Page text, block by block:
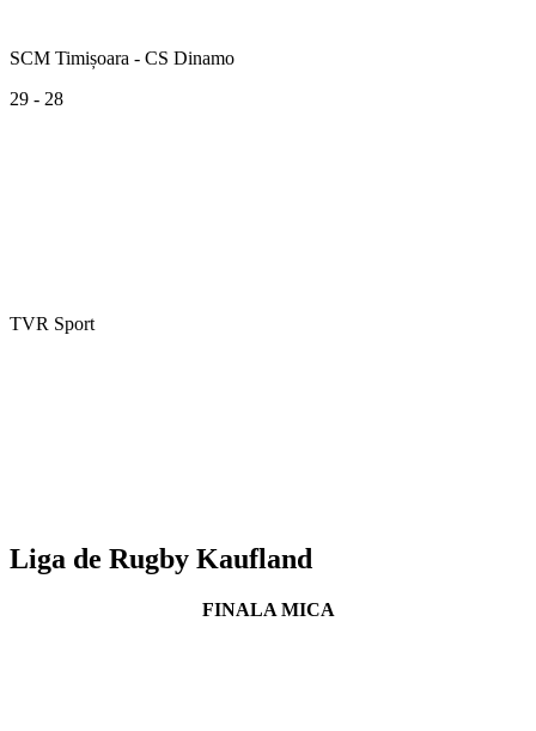
SCM Timișoara - CS Dinamo
29 - 28
TVR Sport
Liga de Rugby Kaufland
FINALA MICA